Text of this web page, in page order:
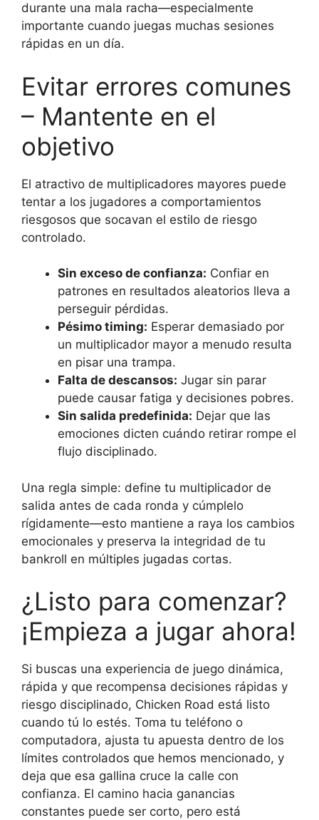
durante una mala racha—especialmente
importante cuando juegas muchas sesiones
rápidas en un día.
Evitar errores comunes
– Mantente en el
objetivo
El atractivo de multiplicadores mayores puede
tentar a los jugadores a comportamientos
riesgosos que socavan el estilo de riesgo
controlado.
Sin exceso de confianza: Confiar en
patrones en resultados aleatorios lleva a
perseguir pérdidas.
Pésimo timing: Esperar demasiado por
un multiplicador mayor a menudo resulta
en pisar una trampa.
Falta de descansos: Jugar sin parar
puede causar fatiga y decisiones pobres.
Sin salida predefinida: Dejar que las
emociones dicten cuándo retirar rompe el
flujo disciplinado.
Una regla simple: define tu multiplicador de
salida antes de cada ronda y cúmplelo
rígidamente—esto mantiene a raya los cambios
emocionales y preserva la integridad de tu
bankroll en múltiples jugadas cortas.
¿Listo para comenzar?
¡Empieza a jugar ahora!
Si buscas una experiencia de juego dinámica,
rápida y que recompensa decisiones rápidas y
riesgo disciplinado, Chicken Road está listo
cuando tú lo estés. Toma tu teléfono o
computadora, ajusta tu apuesta dentro de los
límites controlados que hemos mencionado, y
deja que esa gallina cruce la calle con
confianza. El camino hacia ganancias
constantes puede ser corto, pero está